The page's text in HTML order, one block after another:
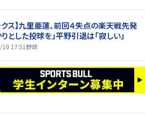
クス】九里亜蓮、前回４失点の楽天戦先発
りとした投球を」平野引退は「寂しい」
17:51 野球